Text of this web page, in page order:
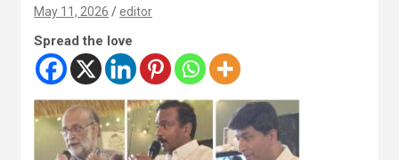
May 11, 2026 editor
Spread the love